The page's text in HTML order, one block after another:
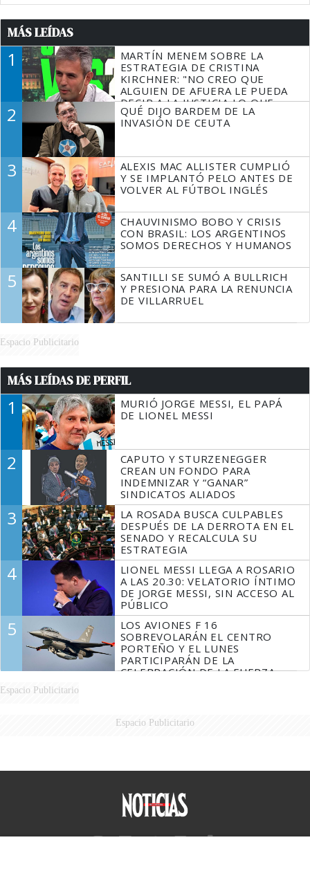
MÁS LEÍDAS
1
MARTÍN MENEM SOBRE LA
ESTRATEGIA DE CRISTINA
KIRCHNER: "NO CREO QUE
ALGUIEN DE AFUERA LE PUEDA
DECIR A LA JUSTICIA LO QUE
TIENE QUE HACER"
2
QUÉ DIJO BARDEM DE LA
INVASIÓN DE CEUTA
3
ALEXIS MAC ALLISTER CUMPLIÓ
Y SE IMPLANTÓ PELO ANTES DE
VOLVER AL FÚTBOL INGLÉS
4
CHAUVINISMO BOBO Y CRISIS
CON BRASIL: LOS ARGENTINOS
SOMOS DERECHOS Y HUMANOS
5
SANTILLI SE SUMÓ A BULLRICH
Y PRESIONA PARA LA RENUNCIA
DE VILLARRUEL
Espacio Publicitario
MÁS LEÍDAS DE PERFIL
1
MURIÓ JORGE MESSI, EL PAPÁ
DE LIONEL MESSI
2
CAPUTO Y STURZENEGGER
CREAN UN FONDO PARA
INDEMNIZAR Y “GANAR”
SINDICATOS ALIADOS
3
LA ROSADA BUSCA CULPABLES
DESPUÉS DE LA DERROTA EN EL
SENADO Y RECALCULA SU
ESTRATEGIA
4
LIONEL MESSI LLEGA A ROSARIO
A LAS 20.30: VELATORIO ÍNTIMO
DE JORGE MESSI, SIN ACCESO AL
PÚBLICO
5
LOS AVIONES F 16
SOBREVOLARÁN EL CENTRO
PORTEÑO Y EL LUNES
PARTICIPARÁN DE LA
CELEBRACIÓN DE LA FUERZA
Espacio Publicitario
Espacio Publicitario